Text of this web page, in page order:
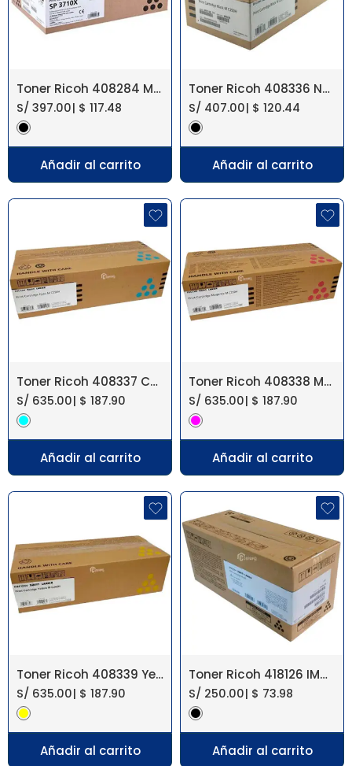
Toner Ricoh 408284 M 320F, P 311, SP 3710X
S/ 397.00| $ 117.48
Añadir al carrito
Toner Ricoh 408336 Negro M C250FW, P C301W
S/ 407.00| $ 120.44
Añadir al carrito
Toner Ricoh 408337 Cyan M C250FW, P C301W
S/ 635.00| $ 187.90
Añadir al carrito
Toner Ricoh 408338 Magenta M C250FW, P C301W
S/ 635.00| $ 187.90
Añadir al carrito
Toner Ricoh 408339 Yellow M C250FW, P C301W
S/ 635.00| $ 187.90
Añadir al carrito
Toner Ricoh 418126 IM430 Negro
S/ 250.00| $ 73.98
Añadir al carrito